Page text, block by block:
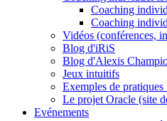
Coaching
Coaching
Vidéos (conférences,
Blog d'iRiS
Blog d'Alexis
Jeux intuitifs
Exemples de
Le projet Oracle (site
Evénements